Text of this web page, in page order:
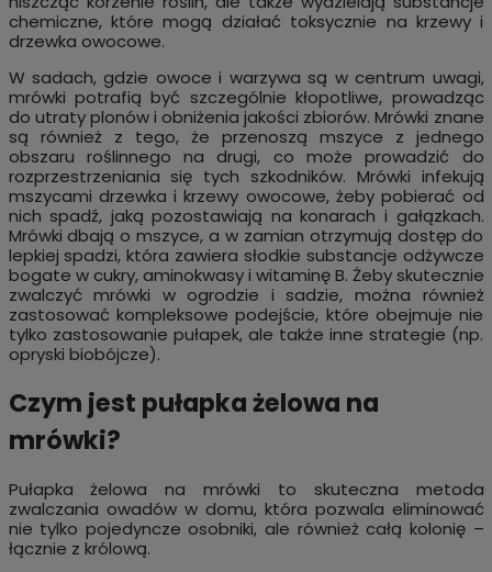
chemiczne, które mogą działać toksycznie na krzewy i
drzewka owocowe.
W sadach, gdzie owoce i warzywa są w centrum uwagi,
mrówki potrafią być szczególnie kłopotliwe, prowadząc
do utraty plonów i obniżenia jakości zbiorów. Mrówki znane
są również z tego, że przenoszą mszyce z jednego
obszaru roślinnego na drugi, co może prowadzić do
rozprzestrzeniania się tych szkodników. Mrówki infekują
mszycami drzewka i krzewy owocowe, żeby pobierać od
nich spadź, jaką pozostawiają na konarach i gałązkach.
Mrówki dbają o mszyce, a w zamian otrzymują dostęp do
lepkiej spadzi, która zawiera słodkie substancje odżywcze
bogate w cukry, aminokwasy i witaminę B. Żeby skutecznie
zwalczyć mrówki w ogrodzie i sadzie, można również
zastosować kompleksowe podejście, które obejmuje nie
tylko zastosowanie pułapek, ale także inne strategie (np.
opryski biobójcze).
Czym jest pułapka żelowa na
mrówki?
Pułapka żelowa na mrówki to skuteczna metoda
zwalczania owadów w domu, która pozwala eliminować
nie tylko pojedyncze osobniki, ale również całą kolonię –
łącznie z królową.